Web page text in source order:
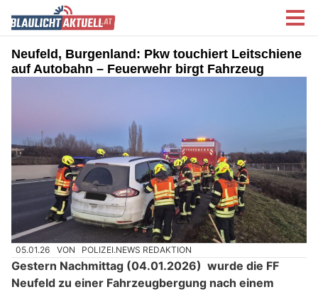
Neufeld, Burgenland: Pkw touchiert Leitschiene
auf Autobahn – Feuerwehr birgt Fahrzeug
05.01.26 VON POLIZEI.NEWS REDAKTION
Gestern Nachmittag (04.01.2026) wurde die FF
Neufeld zu einer Fahrzeugbergung nach einem